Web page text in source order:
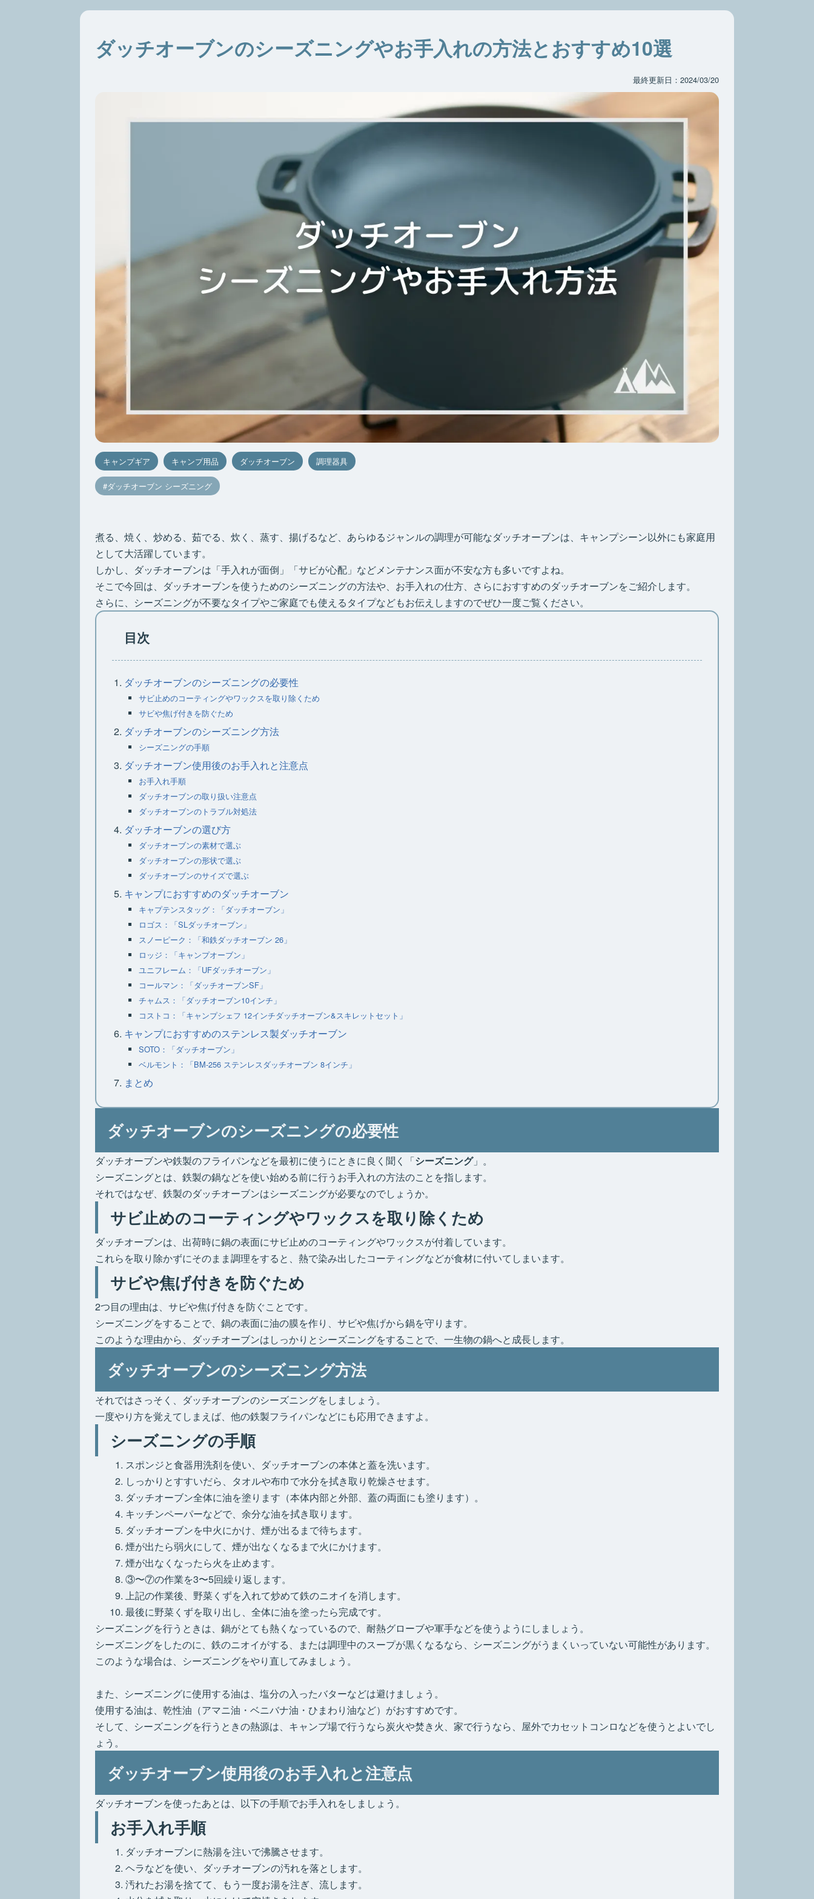
ダッチオーブンのシーズニングやお手入れの方法とおすすめ10選
最終更新日：2024/03/20
キャンプギア キャンプ用品 ダッチオーブン 調理器具
ダッチオーブン シーズニング
煮る、焼く、炒める、茹でる、炊く、蒸す、揚げるなど、あらゆるジャンルの調理が可能なダッチオーブンは、キャンプシーン以外にも家庭用
として大活躍しています。
しかし、ダッチオーブンは「手入れが面倒」「サビが心配」などメンテナンス面が不安な方も多いですよね。
そこで今回は、ダッチオーブンを使うためのシーズニングの方法や、お手入れの仕方、さらにおすすめのダッチオーブンをご紹介します。
さらに、シーズニングが不要なタイプやご家庭でも使えるタイプなどもお伝えしますのでぜひ一度ご覧ください。
目次
ダッチオーブンのシーズニングの必要性
サビ止めのコーティングやワックスを取り除くため
サビや焦げ付きを防ぐため
ダッチオーブンのシーズニング方法
シーズニングの手順
ダッチオーブン使用後のお手入れと注意点
お手入れ手順
ダッチオーブンの取り扱い注意点
ダッチオーブンのトラブル対処法
ダッチオーブンの選び方
ダッチオーブンの素材で選ぶ
ダッチオーブンの形状で選ぶ
ダッチオーブンのサイズで選ぶ
キャンプにおすすめのダッチオーブン
キャプテンスタッグ：「ダッチオーブン」
ロゴス：「SLダッチオーブン」
スノーピーク：「和鉄ダッチオーブン 26」
ロッジ：「キャンプオーブン」
ユニフレーム：「UFダッチオーブン」
コールマン：「ダッチオーブンSF」
チャムス：「ダッチオーブン10インチ」
コストコ：「キャンプシェフ 12インチダッチオーブン&スキレットセット」
キャンプにおすすめのステンレス製ダッチオーブン
SOTO：「ダッチオーブン」
ベルモント：「BM-256 ステンレスダッチオーブン 8インチ」
まとめ
ダッチオーブンのシーズニングの必要性
ダッチオーブンや鉄製のフライパンなどを最初に使うにときに良く聞く「シーズニング」。
シーズニングとは、鉄製の鍋などを使い始める前に行うお手入れの方法のことを指します。
それではなぜ、鉄製のダッチオーブンはシーズニングが必要なのでしょうか。
サビ止めのコーティングやワックスを取り除くため
ダッチオーブンは、出荷時に鍋の表面にサビ止めのコーティングやワックスが付着しています。
これらを取り除かずにそのまま調理をすると、熱で染み出したコーティングなどが食材に付いてしまいます。
サビや焦げ付きを防ぐため
2つ目の理由は、サビや焦げ付きを防ぐことです。
シーズニングをすることで、鍋の表面に油の膜を作り、サビや焦げから鍋を守ります。
このような理由から、ダッチオーブンはしっかりとシーズニングをすることで、一生物の鍋へと成長します。
ダッチオーブンのシーズニング方法
それではさっそく、ダッチオーブンのシーズニングをしましょう。
一度やり方を覚えてしまえば、他の鉄製フライパンなどにも応用できますよ。
シーズニングの手順
スポンジと食器用洗剤を使い、ダッチオーブンの本体と蓋を洗います。
しっかりとすすいだら、タオルや布巾で水分を拭き取り乾燥させます。
ダッチオーブン全体に油を塗ります（本体内部と外部、蓋の両面にも塗ります）。
キッチンペーパーなどで、余分な油を拭き取ります。
ダッチオーブンを中火にかけ、煙が出るまで待ちます。
煙が出たら弱火にして、煙が出なくなるまで火にかけます。
煙が出なくなったら火を止めます。
③〜⑦の作業を3〜5回繰り返します。
上記の作業後、野菜くずを入れて炒めて鉄のニオイを消します。
最後に野菜くずを取り出し、全体に油を塗ったら完成です。
シーズニングを行うときは、鍋がとても熱くなっているので、耐熱グローブや軍手などを使うようにしましょう。
シーズニングをしたのに、鉄のニオイがする、または調理中のスープが黒くなるなら、シーズニングがうまくいっていない可能性があります。
このような場合は、シーズニングをやり直してみましょう。
また、シーズニングに使用する油は、塩分の入ったバターなどは避けましょう。
使用する油は、乾性油（アマニ油・ベニバナ油・ひまわり油など）がおすすめです。
そして、シーズニングを行うときの熱源は、キャンプ場で行うなら炭火や焚き火、家で行うなら、屋外でカセットコンロなどを使うとよいでし
ょう。
ダッチオーブン使用後のお手入れと注意点
ダッチオーブンを使ったあとは、以下の手順でお手入れをしましょう。
お手入れ手順
ダッチオーブンに熱湯を注いで沸騰させます。
ヘラなどを使い、ダッチオーブンの汚れを落とします。
汚れたお湯を捨てて、もう一度お湯を注ぎ、流します。